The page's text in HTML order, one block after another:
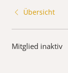
Übersicht
Mitglied inaktiv